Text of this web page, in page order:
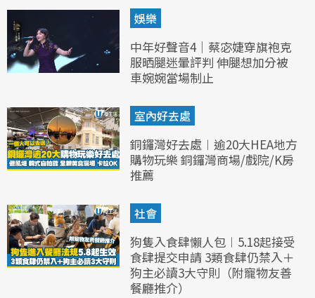
娛樂
中年好聲音4｜蔡宓婕穿旗袍克
服晒腿迷暈評判 伸腿想加分被
車婉婉當場制止
室內好去處
銅鑼灣好去處︱逾20大HEA地方
購物玩樂 銅鑼灣商場/戲院/K房
推薦
社會
狗隻入食肆懶人包︱5.18起接受
食肆提交申請 3類食肆仍禁入＋
狗主必讀3大守則（附寵物友善
餐廳推介）